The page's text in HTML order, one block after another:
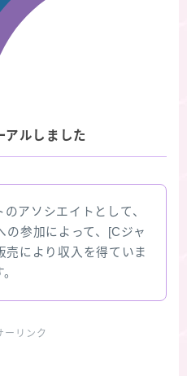
アルしました
アソシエイトとして、
の参加によって、[Cジャ
売により収入を得ていま
。
ーリンク